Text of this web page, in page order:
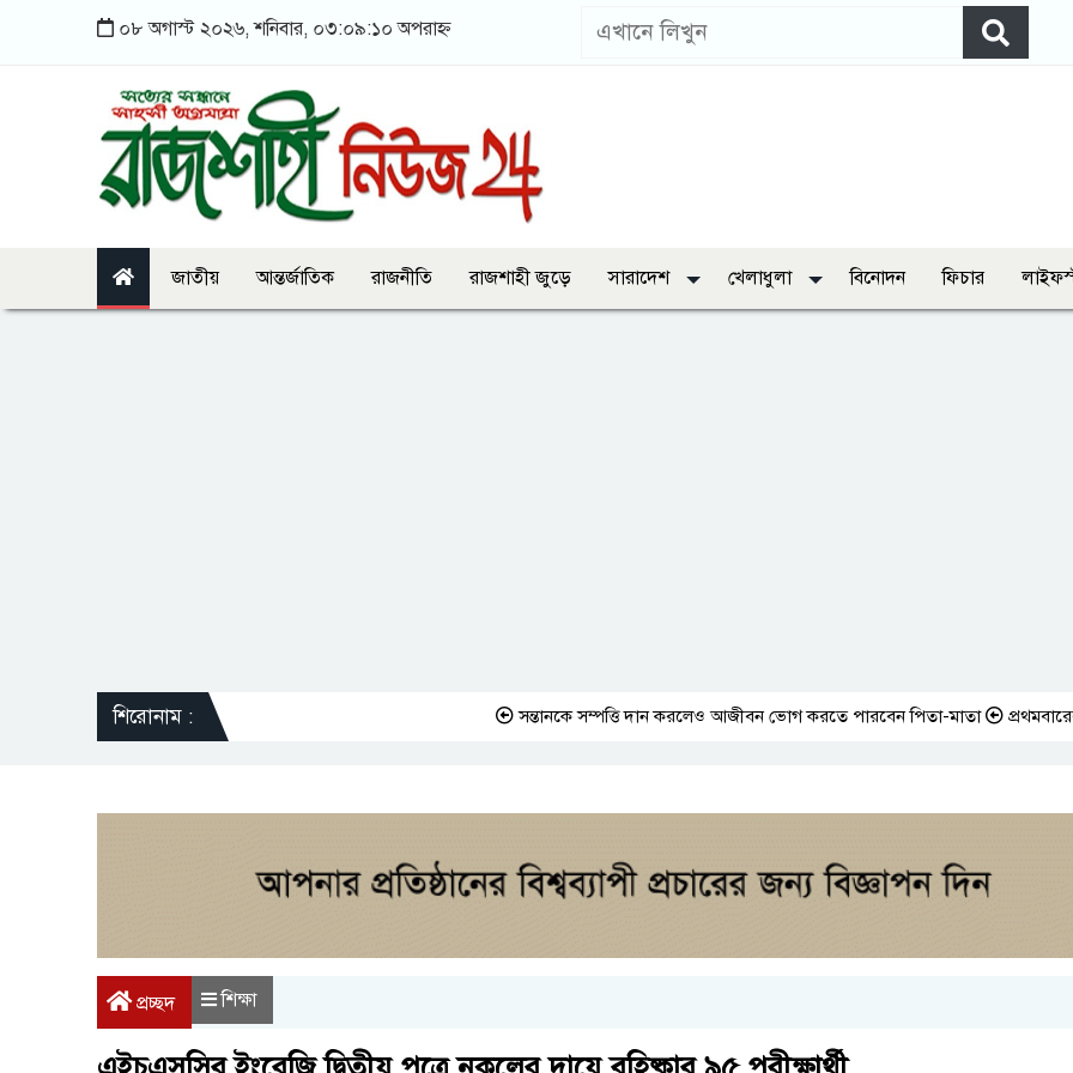
০৮ অগাস্ট ২০২৬, শনিবার, ০৩:০৯:১০ অপরাহ্ন
জাতীয় আন্তর্জাতিক রাজনীতি রাজশাহী জুড়ে সারাদেশ খেলাধুলা বিনোদন ফিচার
শিরোনাম : সন্তানকে সম্পত্তি দান করলেও আজীবন ভোগ করতে পারবেন পিতা-মাতা প্রথমবারের মতো
প্রচ্ছদ শিক্ষা